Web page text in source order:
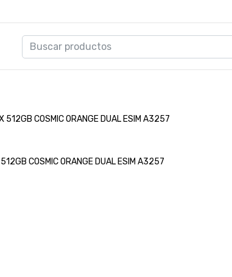
512GB COSMIC ORANGE DUAL ESIM A3257